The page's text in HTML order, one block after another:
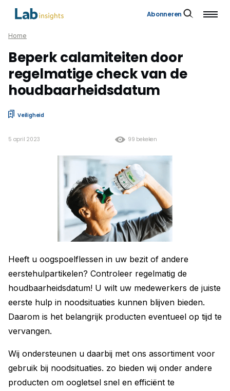
Abonneren
Home
Beperk calamiteiten door
regelmatige check van de
houdbaarheidsdatum
Veiligheid
99 bekeken
5 april 2023
Heeft u oogspoelflessen in uw bezit of andere
eerstehulpartikelen? Controleer regelmatig de
houdbaarheidsdatum! U wilt uw medewerkers de juiste
eerste hulp in noodsituaties kunnen blijven bieden.
Daarom is het belangrijk producten eventueel op tijd te
vervangen.
Wij ondersteunen u daarbij met ons assortiment voor
gebruik bij noodsituaties. zo bieden wij onder andere
producten om oogletsel snel en efficiënt te